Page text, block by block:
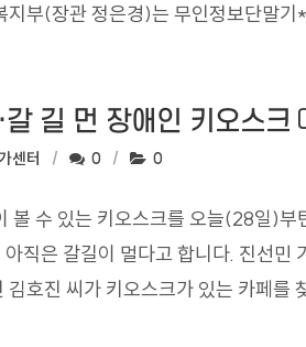
부(장관 정은경)는 무인정보단말기*
길 먼 장애인 키오스크
센터 댓글수:
0 조회수:
0
볼 수 있는 키오스크를 오늘(28일)부
직은 갈길이 멀다고 합니다. 진선민
호진 씨가 키오스크가 있는 카페를